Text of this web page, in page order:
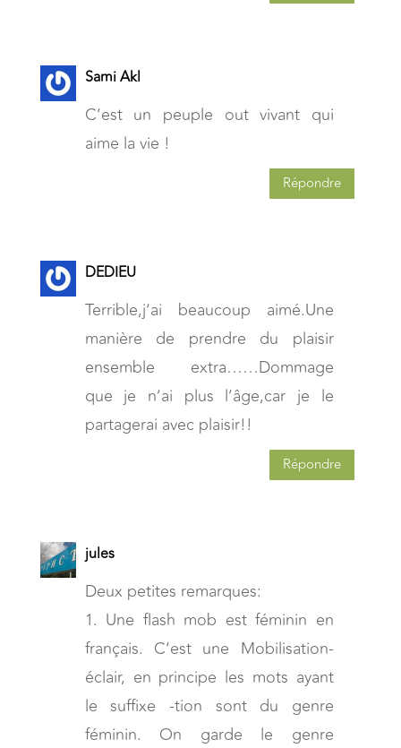
Sami Akl
C’est un peuple out vivant qui
aime la vie !
Répondre
DEDIEU
Terrible,j’ai beaucoup aimé.Une
manière de prendre du plaisir
ensemble extra……Dommage
que je n’ai plus l’âge,car je le
partagerai avec plaisir!!
Répondre
jules
Deux petites remarques:
1. Une flash mob est féminin en
français. C’est une Mobilisation-
éclair, en principe les mots ayant
le suffixe -tion sont du genre
féminin. On garde le genre